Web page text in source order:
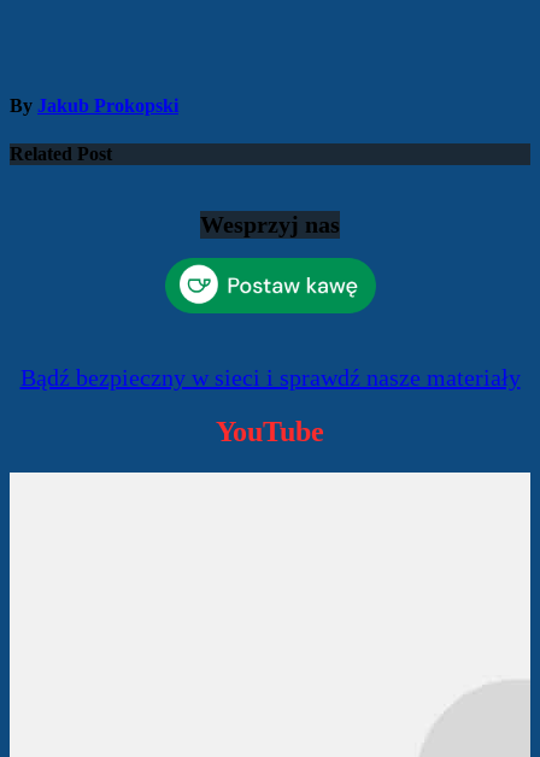
By Jakub Prokopski
Related Post
Wesprzyj nas
Bądź bezpieczny w sieci i sprawdź nasze materiały
YouTube